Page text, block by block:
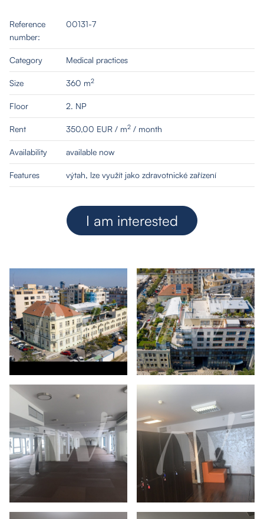
Reference
number:
00131-7
Category Medical practices
Size 360 m2
Floor 2. NP
Rent 350,00 EUR / m2 / month
Availability available now
Features výtah, lze využít jako zdravotnické zařízení
I am interested